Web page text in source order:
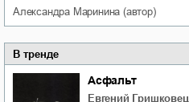
Александра Маринина (автор)
В тренде
Асфальт
Евгений Гришковец